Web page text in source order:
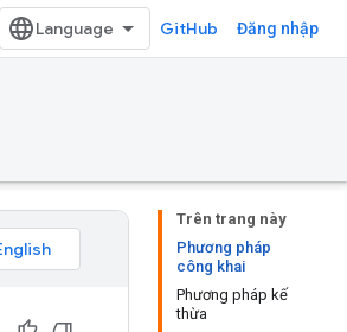
GitHub Đăng nhập
Trên trang này
Phương pháp
công khai
Phương pháp kế
thừa